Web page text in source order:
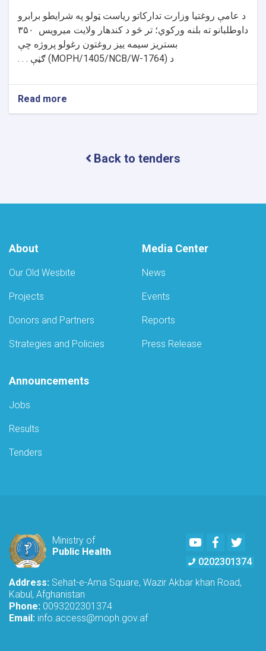
د عامې روغتیا وزارت تدارکاتو ریاست ټولو په شرایطو برابرو
داوطلبانو ته بلنه ورکوي؛ تر څو د کندهار ولایت میرویس
۳۵۰
بستریز سیمه ییز روغتون رغولو پروژه چې
د (MOPH/1405/NCB/W-1764) ګڼې . . .
Read more
د
Back to tenders
About
Our Old Wesbite
Projects
Donors and Partners
Strategies and Policies
Media Center
News
Events
Reports
Press Release
Announcements
Jobs
Results
Tenders
Ministry of
Public Health
YoutubeFacebook
0202301374
Address: Sehat-e-Ama Square, Wazir Akbar khan Road,
Kabul, Afghanistan
Phone: 0093202301374
Email: info.access@moph.gov.af